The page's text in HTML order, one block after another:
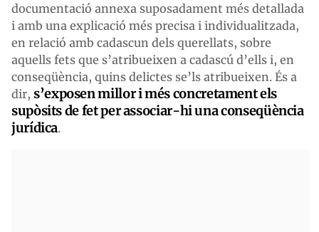
documentació annexa suposadament més detallada
i amb una explicació més precisa i individualitzada,
en relació amb cadascun dels querellats, sobre
aquells fets que s’atribueixen a cadascú d’ells i, en
conseqüència, quins delictes se’ls atribueixen. És a
dir, s’exposen millor i més concretament els
supòsits de fet per associar-hi una conseqüència
jurídica.